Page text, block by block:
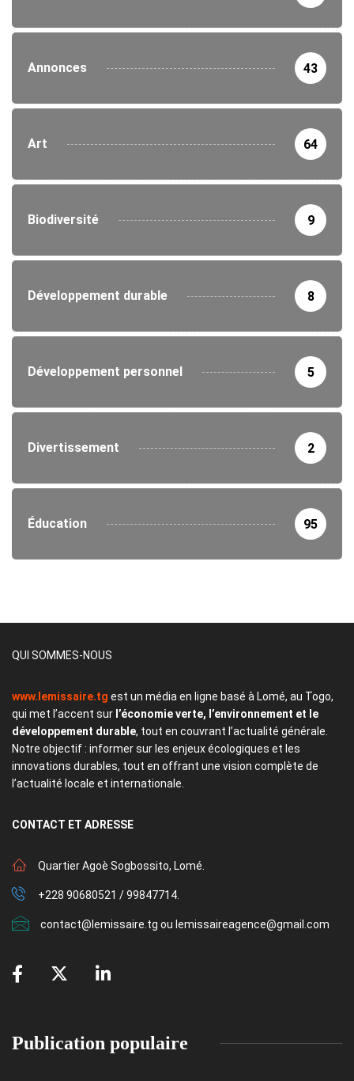
Annonces 43
Art 64
Biodiversité 9
Développement durable 8
Développement personnel 5
Divertissement 2
Éducation 95
QUI SOMMES-NOUS
www.lemissaire.tg est un média en ligne basé à Lomé, au Togo,
qui met l’accent sur l’économie verte, l’environnement et le
développement durable, tout en couvrant l’actualité générale.
Notre objectif : informer sur les enjeux écologiques et les
innovations durables, tout en offrant une vision complète de
l’actualité locale et internationale.
CONTACT ET ADRESSE
Quartier Agoè Sogbossito, Lomé.
+228 90680521 / 99847714.
contact@lemissaire.tg ou lemissaireagence@gmail.com
Publication populaire